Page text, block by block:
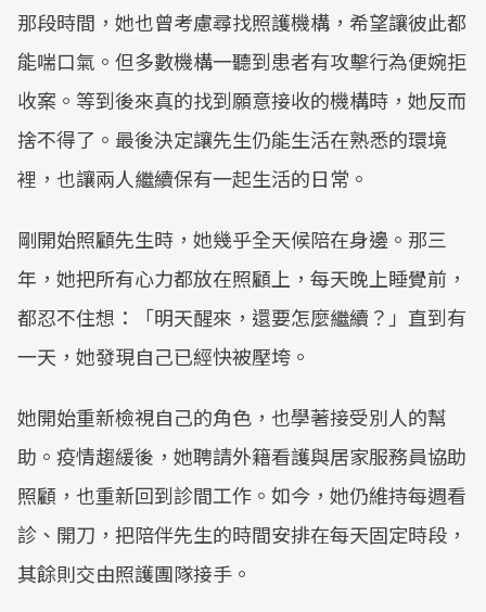
那段時間，她也曾考慮尋找照護機構，希望讓彼此都
能喘口氣。但多數機構一聽到患者有攻擊行為便婉拒
收案。等到後來真的找到願意接收的機構時，她反而
捨不得了。最後決定讓先生仍能生活在熟悉的環境
裡，也讓兩人繼續保有一起生活的日常。
剛開始照顧先生時，她幾乎全天候陪在身邊。那三
年，她把所有心力都放在照顧上，每天晚上睡覺前，
都忍不住想：「明天醒來，還要怎麼繼續？」直到有
一天，她發現自己已經快被壓垮。
她開始重新檢視自己的角色，也學著接受別人的幫
助。疫情趨緩後，她聘請外籍看護與居家服務員協助
照顧，也重新回到診間工作。如今，她仍維持每週看
診、開刀，把陪伴先生的時間安排在每天固定時段，
其餘則交由照護團隊接手。